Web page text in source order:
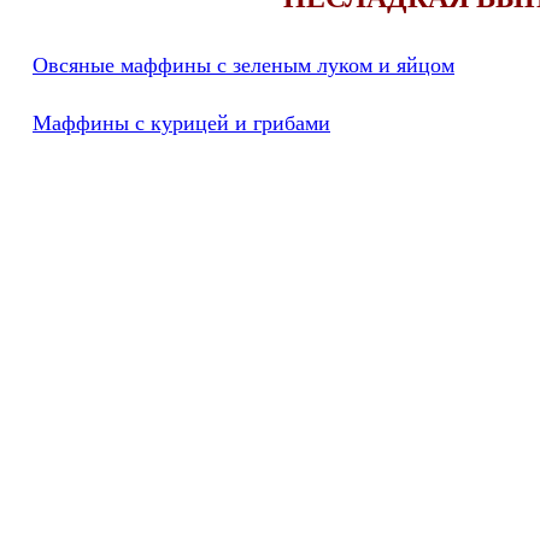
Овсяные маффины с зеленым луком и яйцом
Маффины с курицей и грибами